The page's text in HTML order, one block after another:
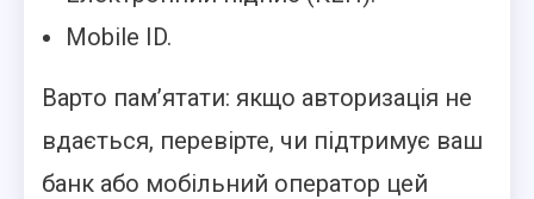
Mobile ID.
Варто пам’ятати: якщо авторизація не
вдається, перевірте, чи підтримує ваш
банк або мобільний оператор цей